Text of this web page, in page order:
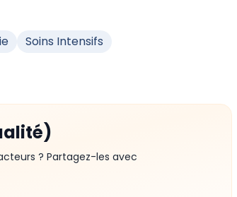
Soins Intensifs
? Partagez-les avec